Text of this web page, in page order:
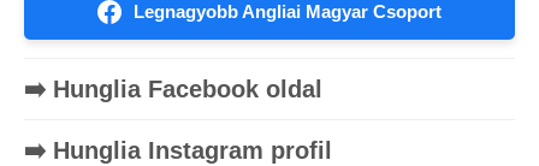
Legnagyobb Angliai Magyar Csoport
➡️ Hunglia Facebook oldal
➡️ Hunglia Instagram profil